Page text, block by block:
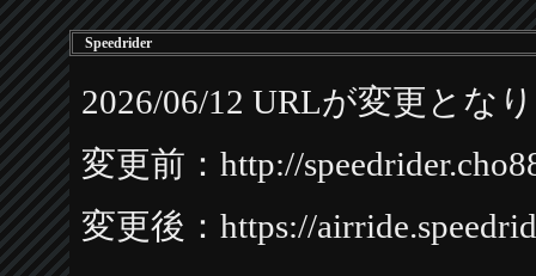
Speedrider
2026/06/12 URLが変更とな
変更前：http://
変更後：https://